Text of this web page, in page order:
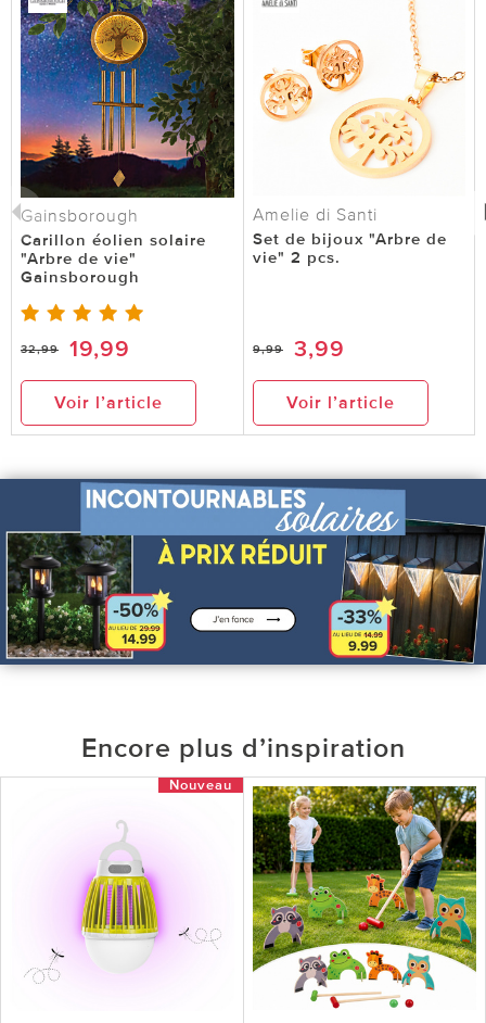
Gainsborough
Carillon éolien solaire
"Arbre de vie"
Gainsborough
32,99 19,99
Voir l’article
Amelie di Santi
Set de bijoux "Arbre de
vie" 2 pcs.
9,99 3,99
Voir l’article
Encore plus d’inspiration
Nouveau